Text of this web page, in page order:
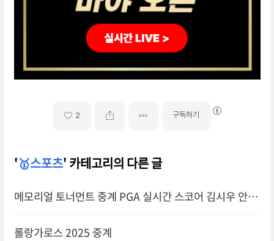
2 구독하기
'🥇스포츠' 카테고리의 다른 글
메모리얼 토너먼트 중계 PGA 실시간 스코어 김시우 안병
롤랑가로스 2025 중계